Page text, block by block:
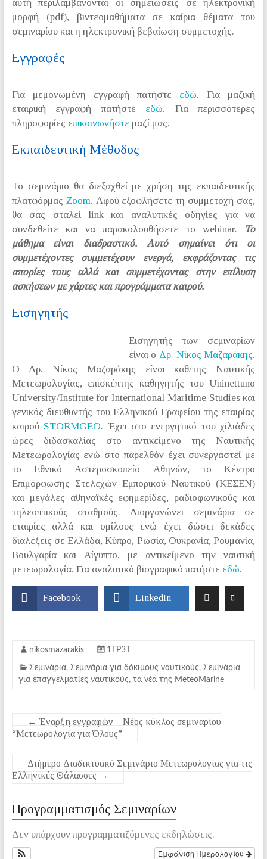
αυτή περιλαμβάνονται οι σημειώσεις σε ηλεκτρονική
μορφή (pdf), βιντεομαθήματα σε καίρια θέματα του
σεμιναρίου και η ηλεκτρονική βεβαίωση συμμετοχής.
Εγγραφές
Για μεμονωμένη εγγραφή πατήστε εδώ. Για μαζική
εταιρική εγγραφή πατήστε εδώ. Για περισσότερες
πληροφορίες επικοινωνήστεμαζί μας.
Εκπαιδευτική Μέθοδος
Το σεμινάριο θα διεξαχθεί με χρήση της εκπαιδευτικής
πλατφόρμας Zoom. Αφού εξοφλήσετε τη συμμετοχή σας,
θα σας σταλεί link και αναλυτικές οδηγίες για να
συνδεθείτε και να παρακολουθήσετε το webinar. Το
μάθημα είναι διαδραστικό. Αυτό σημαίνει ότι οι
συμμετέχοντες συμμετέχουν ενεργά, εκφράζοντας τις
απορίες τους αλλά και συμμετέχοντας στην επίλυση
ασκήσεων με χάρτες και προγράμματα καιρού.
Εισηγητής
Εισηγητής των σεμιναρίων
είναι ο Δρ. Νίκος Μαζαράκης.
Ο Δρ. Νίκος Μαζαράκης είναι καθ/της Ναυτικής
Μετεωρολογίας, επισκέπτης καθηγητής του Uninettuno
University/Institute for International Maritime Studies και
γενικός διευθυντής του Ελληνικού Γραφείου της εταιρίας
καιρού STORMGEO. Έχει στο ενεργητικό του χιλιάδες
ώρες διδασκαλίας στο αντικείμενο της Ναυτικής
Μετεωρολογίας ενώ στο παρελθόν έχει συνεργαστεί με
το Εθνικό Αστεροσκοπείο Αθηνών, το Κέντρο
Επιμόρφωσης Στελεχών Εμπορικού Ναυτικού (ΚΕΣΕΝ)
και μεγάλες αθηναϊκές εφημερίδες, ραδιοφωνικούς και
τηλεοπτικούς σταθμούς. Διοργανώνει σεμινάρια σε
εταιρίες αλλά και ομίλους ενώ έχει δώσει δεκάδες
διαλέξεις σε Ελλάδα, Κύπρο, Ρωσία, Ουκρανία, Ρουμανία,
Βουλγαρία και Αίγυπτο, με αντικείμενο την ναυτική
μετεωρολογία. Για αναλυτικό βιογραφικό πατήστε εδώ.
Facebook LinkedIn
nikosmazarakis 1ΤΡ3Τ
Σεμινάρια, Σεμινάρια για δόκιμους ναυτικούς, Σεμινάρια
για επαγγελματίες ναυτικούς, τα νέα της MeteoMarine
← Έναρξη εγγραφών – Νέος κύκλος σεμιναρίου
“Μετεωρολογία για Όλους”
Διήμερο Διαδικτυακό Σεμινάριο Μετεωρολογίας για τις
Ελληνικές Θάλασσες →
Προγραμματισμός Σεμιναρίων
Δεν υπάρχουν προγραμματιζόμενες εκδηλώσεις.
Εμφάνιση Ημερολογίου